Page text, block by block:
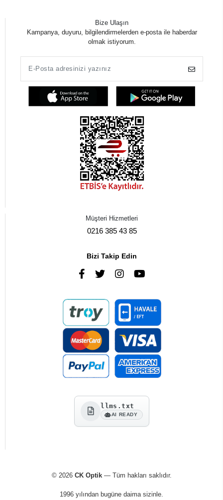
Bize Ulaşın
Kampanya, duyuru, bilgilendirmelerden e-posta ile haberdar
olmak istiyorum.
Müşteri Hizmetleri
0216 385 43 85
Bizi Takip Edin
llms.txt
AI READY
© 2026 CK Optik— Tüm hakları saklıdır.
1996 yılından bugüne daima sizinle.